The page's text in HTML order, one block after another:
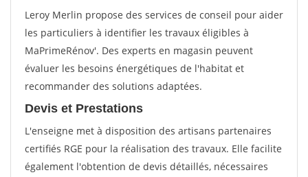
Leroy Merlin propose des services de conseil pour aider
les particuliers à identifier les travaux éligibles à
MaPrimeRénov'. Des experts en magasin peuvent
évaluer les besoins énergétiques de l'habitat et
recommander des solutions adaptées.
Devis et Prestations
L'enseigne met à disposition des artisans partenaires
certifiés RGE pour la réalisation des travaux. Elle facilite
également l'obtention de devis détaillés, nécessaires